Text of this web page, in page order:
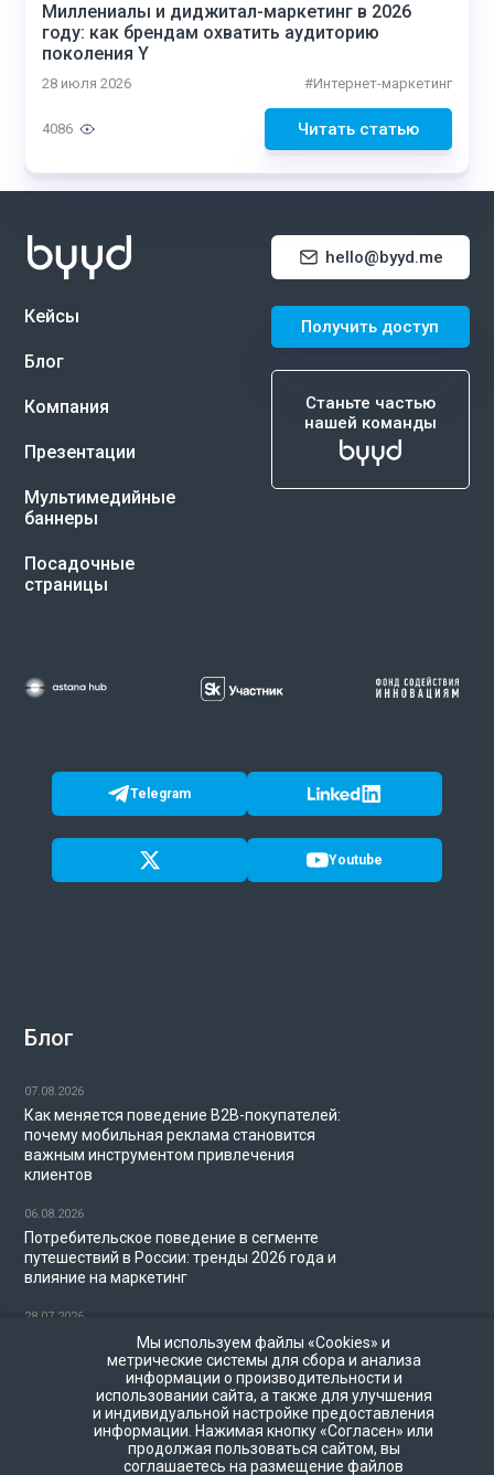
Миллениалы и диджитал-маркетинг в 2026
году: как брендам охватить аудиторию
поколения Y
28 июля 2026 #Интернет-маркетинг
Читать статью
4086
Кейсы
Блог
Компания
Презентации
Мультимедийные
баннеры
Посадочные
страницы
Блог
07.08.2026
Как меняется поведение B2B-покупателей:
почему мобильная реклама становится
важным инструментом привлечения
клиентов
06.08.2026
Потребительское поведение в сегменте
путешествий в России: тренды 2026 года и
влияние на маркетинг
28.07.2026
Миллениалы и диджитал-маркетинг в 2026
году: как брендам охватить аудиторию
Частота показов в программатик-рекламе:
как не перегружать пользователей
hello@byyd.me
Получить доступ
Станьте частью
нашей команды
Telegram
Youtube
Мы используем файлы «Cookies» и
метрические системы для сбора и анализа
информации о производительности и
использовании сайта, а также для улучшения
и индивидуальной настройке предоставления
информации. Нажимая кнопку «Согласен» или
продолжая пользоваться сайтом, вы
соглашаетесь на размещение файлов